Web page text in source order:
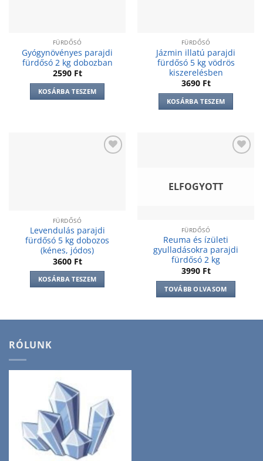
FÜRDŐSÓ
Gyógynövényes parajdi
fürdősó 2 kg dobozban
2590 Ft
KOSÁRBA TESZEM
FÜRDŐSÓ
Jázmin illatú parajdi
fürdősó 5 kg vödrös
kiszerelésben
3690 Ft
KOSÁRBA TESZEM
FÜRDŐSÓ
Levendulás parajdi
fürdősó 5 kg dobozos
(kénes, jódos)
3600 Ft
KOSÁRBA TESZEM
ELFOGYOTT
FÜRDŐSÓ
Reuma és ízületi
gyulladásokra parajdi
fürdősó 2 kg
3990 Ft
TOVÁBB OLVASOM
RÓLUNK